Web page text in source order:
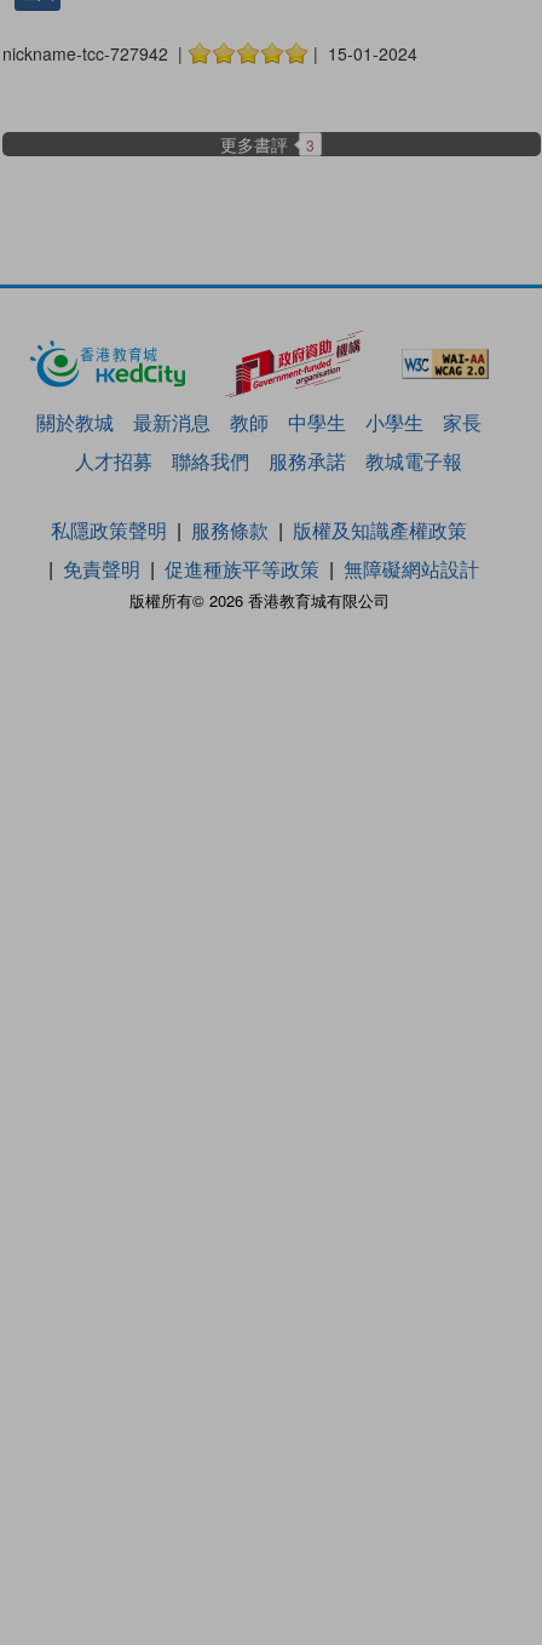
nickname-tcc-727942 | | 15-01-2024
更多書評 3
關於教城 最新消息 教師 中學生 小學生
家長
人才招募
聯絡我們 服務承諾 教城電子報
版權所有© 2026 香港教育城有限公司
私隱政策聲明 服務條款
版權及知識產權政策
免責聲明
促進種族平等政策 無障礙網站設計